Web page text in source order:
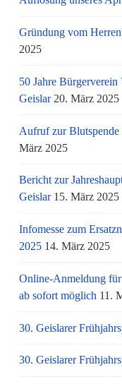
Gründung vom
2025
50 Jahre
Geislar 20. März 2025
Aufruf zur
März 2025
Bericht zur
Geislar 15. März 2025
Infomesse zum
2025 14. März 2025
Online-Anmeldung
ab sofort möglich 11.
30. Geislarer
30. Geislarer